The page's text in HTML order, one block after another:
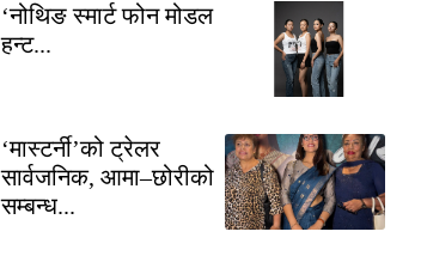
‘नोथिङ स्मार्ट फोन मोडल
हन्ट...
‘मास्टर्नी’को ट्रेलर
सार्वजनिक, आमा–छोरीको
सम्बन्ध...